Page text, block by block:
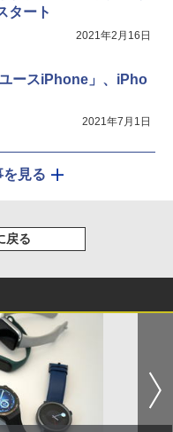
タート
2021年2月16日
ースiPhone」、iPho
2021年7月1日
を見る
戻る